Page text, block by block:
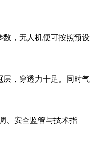
数，无人机便可按照预设
层，穿透力十足。同时气
、安全监管与技术指